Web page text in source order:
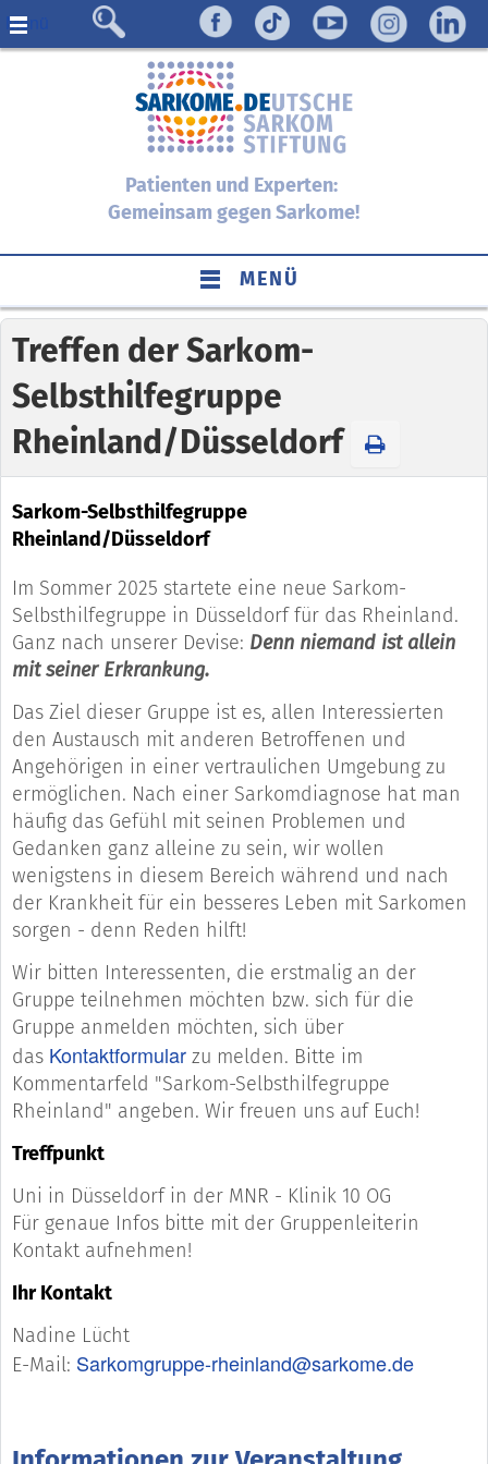
Menü
Patienten und Experten:
Gemeinsam gegen Sarkome!
MENÜ
Treffen der Sarkom-
Selbsthilfegruppe
Rheinland/Düsseldorf
Sarkom-Selbsthilfegruppe
Rheinland/Düsseldorf
Im Sommer 2025 startete eine neue Sarkom-
Selbsthilfegruppe in Düsseldorf für das Rheinland.
Ganz nach unserer Devise: Denn niemand ist allein
mit seiner Erkrankung.
Das Ziel dieser Gruppe ist es, allen Interessierten
den Austausch mit anderen Betroffenen und
Angehörigen in einer vertraulichen Umgebung zu
ermöglichen. Nach einer Sarkomdiagnose hat man
häufig das Gefühl mit seinen Problemen und
Gedanken ganz alleine zu sein, wir wollen
wenigstens in diesem Bereich während und nach
der Krankheit für ein besseres Leben mit Sarkomen
sorgen - denn Reden hilft!
Wir bitten Interessenten, die erstmalig an der
Gruppe teilnehmen möchten bzw. sich für die
Gruppe anmelden möchten, sich über
das Kontaktformular zu melden. Bitte im
Kommentarfeld "Sarkom-Selbsthilfegruppe
Rheinland" angeben. Wir freuen uns auf Euch!
Treffpunkt
Uni in Düsseldorf in der MNR - Klinik 10 OG
Für genaue Infos bitte mit der Gruppenleiterin
Kontakt aufnehmen!
Ihr Kontakt
Nadine Lücht
E-Mail: Sarkomgruppe-rheinland@sarkome.de